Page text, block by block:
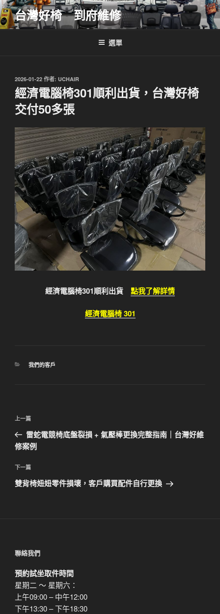
跳
至
主
台灣好椅 到府維修
選單
發
佈
於
2026-01-22 作者: UCHAIR
經濟電腦椅301順利出貨，台灣好椅
交付50多張
經濟電腦椅301順利出貨 點我了解詳情
經濟電腦椅 301
分
我們的客戶
文
導
覽
上
一
篇
章
上一篇
雷蛇電競椅底盤裂損 + 氣壓棒更換完整指南｜台灣好維
修案例
下
一
下一篇
雙背椅妞妞零件損壞，客戶購買配件自行更換
聯絡我們
預約試坐取件時間
星期二 ～ 星期六：
上午09:00 – 中午12:00
下午13:30 – 下午18:30